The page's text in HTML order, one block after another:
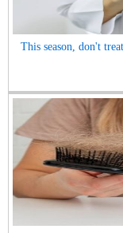
This season, don't